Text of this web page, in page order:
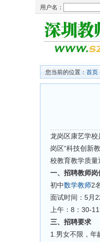
用户名：
您当前的位置： 首页
龙岗区康艺学
岗区“科技创新
校教育教学质量
一、招聘教师岗
初中数学教师2
面试时间：5月
上午：8：30-
三、招聘要求
1.男女不限，年